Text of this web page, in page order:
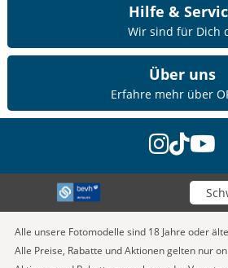
Hilfe &
Wir sind für Dich
Über uns
Erfahre mehr über
tiktok
Wähle
Alle unsere Fotomodelle sind 18 Jahre oder
Alle Preise, Rabatte und Aktionen gelten nur